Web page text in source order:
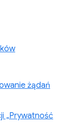
żądań
„Prywatność